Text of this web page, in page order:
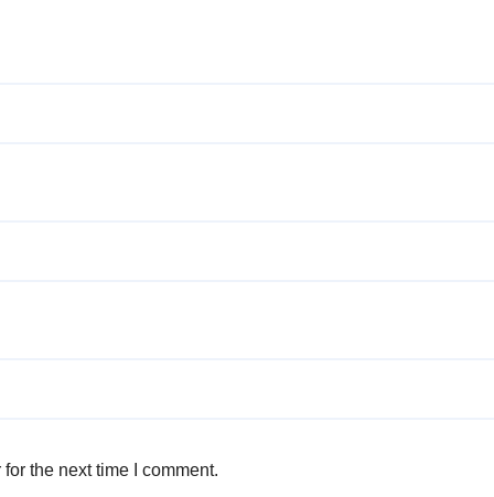
the next time I comment.